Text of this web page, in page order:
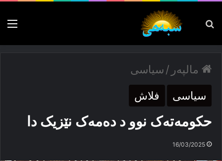
پەیدا بکە
مالپەر /سیاسی
سیاسی فلاش
حکومەتەک نوو د دەمەک نێزیک دا
16/03/2025